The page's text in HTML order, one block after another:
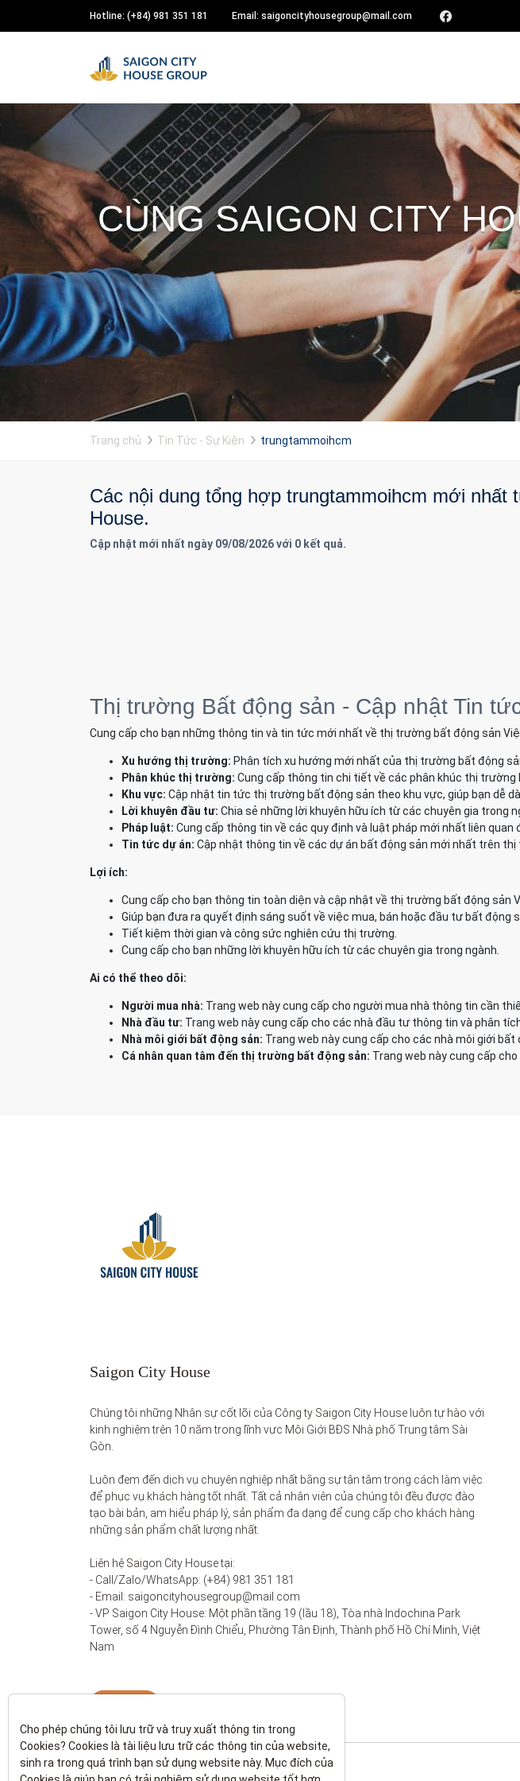
Hotline: (+84) 981 351 181 Email: saigoncityhousegroup@mail.com
CÙNG SAIGON CITY
Trang chủ Tin Tức - Sự Kiện trungtammoihcm
Các nội dung tổng hợp trungtammoihcm mới
House.
Cập nhật mới nhất ngày 09/08/2026 với 0 kết quả.
Thị trường Bất động sản - Cập nhật Tin
Cung cấp cho bạn những thông tin và tin tức mới nhất về thị trường bất động sản
Xu hướng thị trường: Phân tích xu hướng mới nhất của thị trường bất động
Phân khúc thị trường: Cung cấp thông tin chi tiết về các phân khúc thị trường
Khu vực: Cập nhật tin tức thị trường bất động sản theo khu vực, giúp bạn dễ
Lời khuyên đầu tư: Chia sẻ những lời khuyên hữu ích từ các chuyên gia trong
Pháp luật: Cung cấp thông tin về các quy định và luật pháp mới nhất liên quan
Tin tức dự án: Cập nhật thông tin về các dự án bất động sản mới nhất trên thị
Lợi ích:
Cung cấp cho bạn thông tin toàn diện và cập nhật về thị trường bất động sản
Giúp bạn đưa ra quyết định sáng suốt về việc mua, bán hoặc đầu tư bất động
Tiết kiệm thời gian và công sức nghiên cứu thị trường.
Cung cấp cho bạn những lời khuyên hữu ích từ các chuyên gia trong ngành.
Ai có thể theo dõi:
Người mua nhà: Trang web này cung cấp cho người mua nhà thông tin cần
Nhà đầu tư: Trang web này cung cấp cho các nhà đầu tư thông tin và phân
Nhà môi giới bất động sản: Trang web này cung cấp cho các nhà môi giới
Cá nhân quan tâm đến thị trường bất động sản: Trang web này cung cấp
Saigon City House
Chúng tôi những Nhân sự cốt lõi của Công ty Saigon City House luôn tự hào với
kinh nghiệm trên 10 năm trong lĩnh vực Môi Giới BĐS Nhà phố Trung tâm Sài
Gòn.
Luôn đem đến dịch vụ chuyên nghiệp nhất bằng sự tận tâm trong cách làm việc
để phục vụ khách hàng tốt nhất. Tất cả nhân viên của chúng tôi đều được đào
tạo bài bản, am hiểu pháp lý, sản phẩm đa dạng để cung cấp cho khách hàng
những sản phẩm chất lượng nhất.
Liên hệ Saigon City House tại:
- Call/Zalo/WhatsApp: (+84) 981 351 181
- Email: saigoncityhousegroup@mail.com
- VP Saigon City House: Một phần tầng 19 (lầu 18), Tòa nhà Indochina Park
Tower, số 4 Nguyễn Đình Chiểu, Phường Tân Định, Thành phố Hồ Chí Minh, Việt
Nam
Cho phép chúng tôi lưu trữ và truy xuất thông tin trong
Cookies? Cookies là tài liệu lưu trữ các thông tin của website,
sinh ra trong quá trình bạn sử dụng website này. Mục đích của